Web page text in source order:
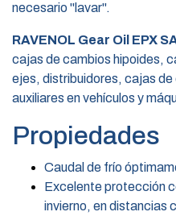
necesario "lavar".
RAVENOL Gear Oil EPX
cajas de cambios hipoides,
ejes, distribuidores, cajas
auxiliares en vehículos y
Propiedades
Caudal de frío
Excelente protección
invierno, en distancias